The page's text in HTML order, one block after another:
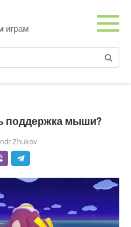
играм
поддержка мыши?
Zhukov